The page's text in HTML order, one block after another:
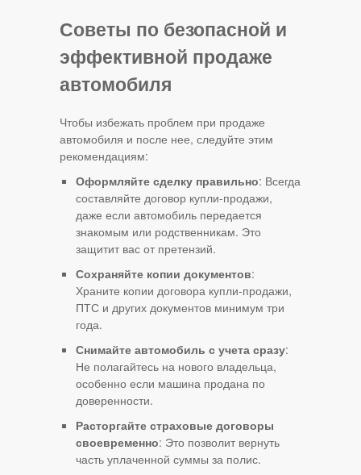
Советы по безопасной и
эффективной продаже
автомобиля
Чтобы избежать проблем при продаже
автомобиля и после нее, следуйте этим
рекомендациям:
Оформляйте сделку правильно: Всегда
составляйте договор купли-продажи,
даже если автомобиль передается
знакомым или родственникам. Это
защитит вас от претензий.
Сохраняйте копии документов:
Храните копии договора купли-продажи,
ПТС и других документов минимум три
года.
Снимайте автомобиль с учета сразу:
Не полагайтесь на нового владельца,
особенно если машина продана по
доверенности.
Расторгайте страховые договоры
своевременно: Это позволит вернуть
часть уплаченной суммы за полис.